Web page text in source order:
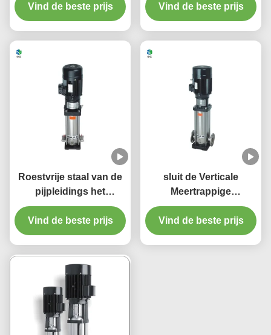
Variabele Snelheid
Vind de beste prijs
150m3/H Lage Druk
Vind de beste prijs
Roestvrije staal van de
pijpleidings het
Elektrische Verticale
Meertrappige
Centrifugaalpomp
Vind de beste prijs
sluit de Verticale
Meertrappige
Centrifugaalpomp van
380V 50HZ Drijvende
kracht
Vind de beste prijs